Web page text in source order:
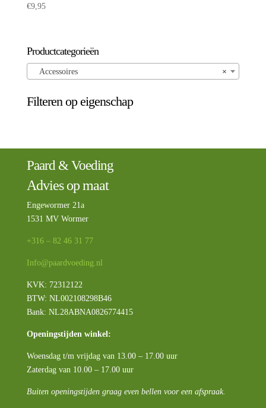
€9,95
Productcategorieën
×
Accessoires
Filteren op eigenschap
Paard & Voeding
Advies op maat
Engewormer 21a
1531 MV Wormer
+316 – 82 46 31 77
Info@paardvoeding.nl
KVK: 72312122
BTW: NL002108298B46
Bank: NL28ABNA0826774415
Openingstijden winkel:
Woensdag t/m vrijdag van 13.00 – 17.00 uur
Zaterdag van 10.00 – 17.00 uur
Buiten openingstijden graag even bellen voor een afspraak.